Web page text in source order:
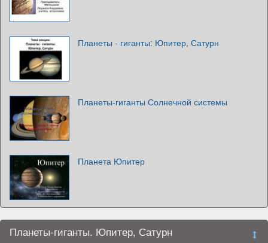
Планеты - гиганты: Юпитер, Сатурн
Планеты-гиганты Солнечной системы
Планета Юпитер
Планеты-гиганты. Юпитер, Сатурн